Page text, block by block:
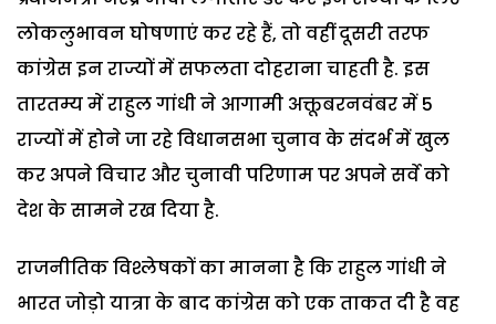
लोकलुभावन घोषणाएं कर रहे हैं, तो वहीं दूसरी तरफ
कांग्रेस इन राज्यों में सफलता दोहराना चाहती है. इस
तारतम्य में राहुल गांधी ने आगामी अक्तूबरनवंबर में 5
राज्यों में होने जा रहे विधानसभा चुनाव के संदर्भ में खुल
कर अपने विचार और चुनावी परिणाम पर अपने सर्वे को
देश के सामने रख दिया है.
राजनीतिक विश्लेषकों का मानना है कि राहुल गांधी ने
भारत जोड़ो यात्रा के बाद कांग्रेस को एक ताकत दी है वह